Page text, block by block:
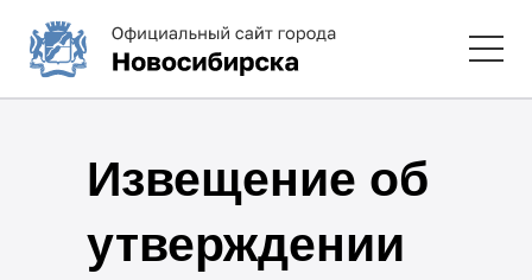
Извещение об
утверждении